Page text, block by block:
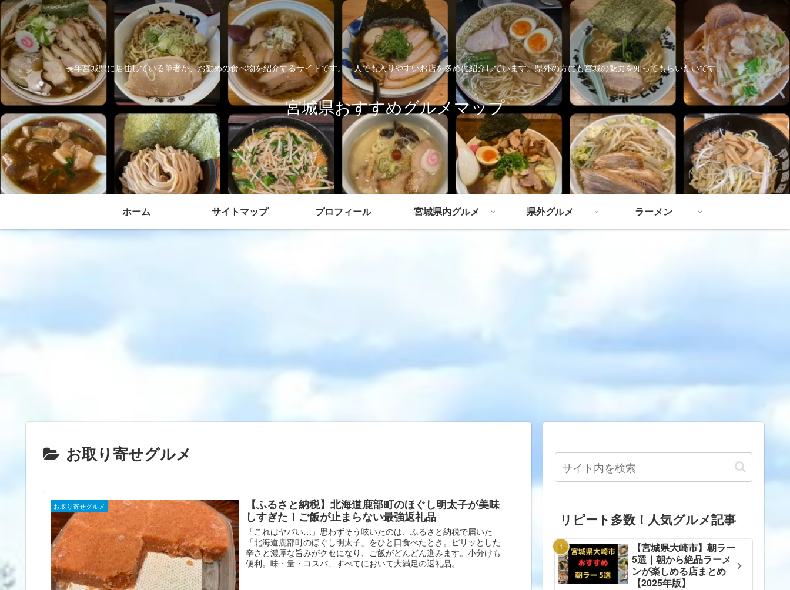
長年宮城県に居住している筆者が、お勧めの食べ物を紹介するサイトです。一人でも入りやすいお店を多めに紹介しています。県外の方にも宮城の魅力を知ってもらいたいです。
宮城県おすすめグルメマップ
ホーム サイトマップ プロフィール 宮城県内グルメ 県外グルメ ラーメン
お取り寄せグルメ
お取り寄せグルメ
【ふるさと納税】北海道鹿部町のほぐし明太子が美味
しすぎた！ご飯が止まらない最強返礼品
「これはヤバい…」思わずそう呟いたのは、ふるさと納税で届いた
「北海道鹿部町のほぐし明太子」をひと口食べたとき。ピリッとした
辛さと濃厚な旨みがクセになり、ご飯がどんどん進みます。小分けも
便利。味・量・コスパ、すべてにおいて大満足の返礼品。
リピート多数！人気グルメ記事
【宮城県大崎市】朝ラー
5選｜朝から絶品ラーメ
ンが楽しめる店まとめ
【2025年版】